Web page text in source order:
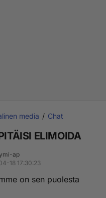
media Chat
ELIMOIDA
ap
18 17:30:23
on sen puolesta